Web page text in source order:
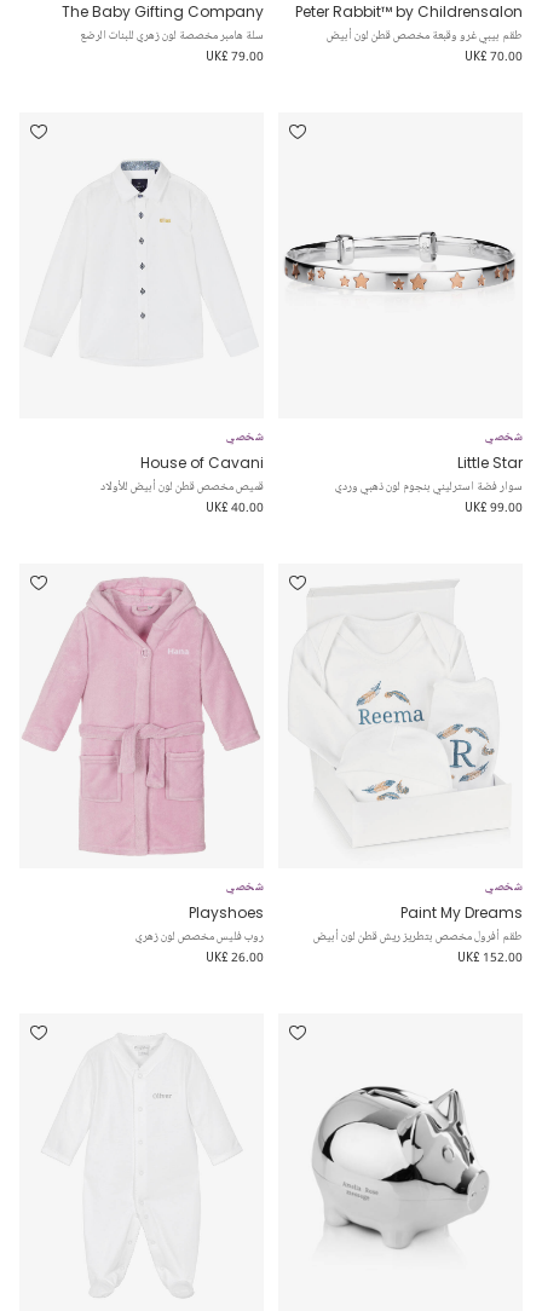
Peter Rabbit™ by Childrensalon
طقم بيبي غرو وقبعة مخصص قطن لون أبيض
UK£ 70.00
The Baby Gifting Company
سلة هامبر مخصصة لون زهري للبنات الرضع
UK£ 79.00
شخصي
Little Star
سوار فضة استرليني بنجوم لون ذهبي وردي
UK£ 99.00
شخصي
House of Cavani
قميص مخصص قطن لون أبيض للأولاد
UK£ 40.00
شخصي
Paint My Dreams
طقم أفرول مخصص بتطريز ريش قطن لون أبيض
UK£ 152.00
شخصي
Playshoes
روب فليس مخصص لون زهري
UK£ 26.00